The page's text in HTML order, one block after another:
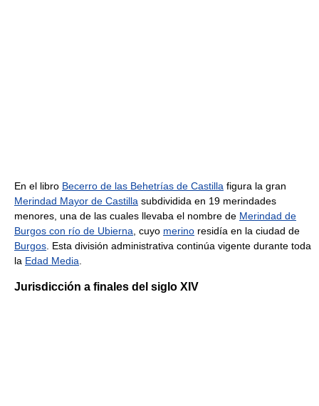
En el libro Becerro de las Behetrías de Castilla figura la gran
Merindad Mayor de Castilla subdividida en 19 merindades
menores, una de las cuales llevaba el nombre de Merindad de
Burgos con río de Ubierna , cuyo merino residía en la ciudad de
Burgos . Esta división administrativa continúa vigente durante toda
la Edad Media
Jurisdicción a finales del siglo XIV